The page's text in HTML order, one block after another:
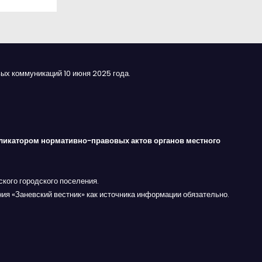
коммуникаций 10 июня 2025 года.
нормативно-правовых актов органов местного
городского поселения.
вестник» как источника информации обязательно.